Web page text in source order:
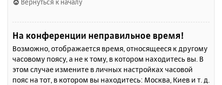
Вернуться к началу
На конференции неправильное время!
Возможно, отображается время, относящееся к другому
часовому поясу, а не к тому, в котором находитесь вы. В
этом случае измените в личных настройках часовой
пояс на тот, в котором вы находитесь: Москва, Киев и т. д.